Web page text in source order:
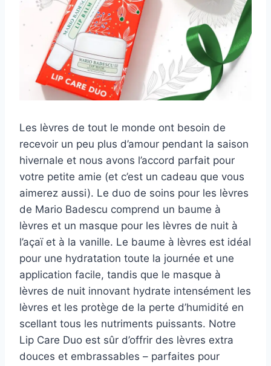
Les lèvres de tout le monde ont besoin de
recevoir un peu plus d’amour pendant la saison
hivernale et nous avons l’accord parfait pour
votre petite amie (et c’est un cadeau que vous
aimerez aussi). Le duo de soins pour les lèvres
de Mario Badescu comprend un baume à
lèvres et un masque pour les lèvres de nuit à
l’açaï et à la vanille. Le baume à lèvres est idéal
pour une hydratation toute la journée et une
application facile, tandis que le masque à
lèvres de nuit innovant hydrate intensément les
lèvres et les protège de la perte d’humidité en
scellant tous les nutriments puissants. Notre
Lip Care Duo est sûr d’offrir des lèvres extra
douces et embrassables – parfaites pour